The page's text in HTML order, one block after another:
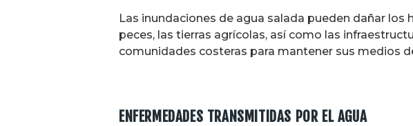
Las inundaciones de agua salada pueden dañar
peces, las tierras agrícolas, así como las
comunidades costeras para mantener sus medios
ENFERMEDADES TRANSMITIDAS POR EL AGUA